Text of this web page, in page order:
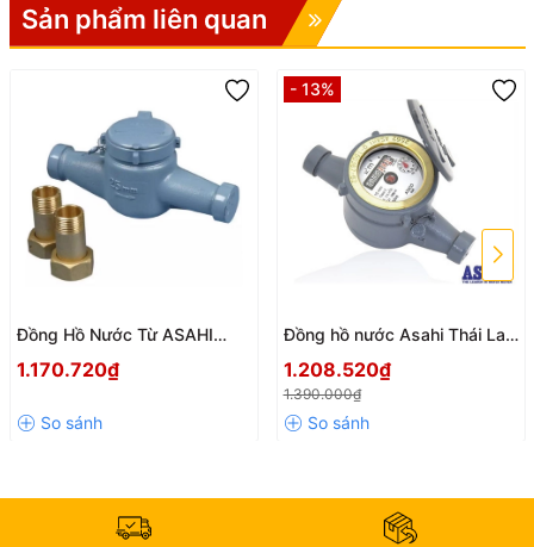
Giảm ma sát giữa các bộ phận chuyển động.
🌊 Thiết Kế Đa Tia (Multi-Jet)
Dòng nước tác động đều lên cánh quạt.
Độ chính xác cao ngay cả khi lưu lượng thấp.
Giảm sai số trong quá trình đo.
🛡️ Thân Gang Sơn Epoxy Chống
Ăn Mòn
Thân gang FC20 chắc chắn.
Sơn phủ Epoxy màu xanh chống oxy hóa.
Phù hợp môi trường ngoài trời và công nghiệp.
Hạn chế gian lận và can thiệp từ bên ngoài.
Sản phẩm liên quan
Đồng Hồ Nước Từ ASAHI
Lượng Chính Xác, Bền Bỉ
1.170.720₫
- 13%
Đồng hồ nước Asahi Thái Lan
1.208.520₫
1.390.000₫